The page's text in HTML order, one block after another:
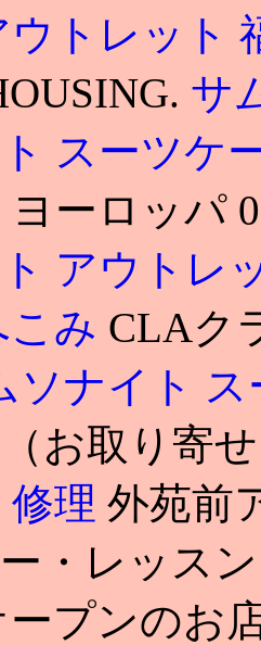
ウトレット
サ
スーツケ
ヨーロッパ
アウトレ
み CLAク
ソナイト
お取り寄
理 外苑前
・レッス
ープンのお